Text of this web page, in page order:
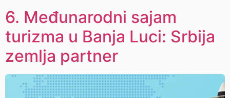
6. Međunarodni sajam
turizma u Banja Luci: Srbija
zemlja partner